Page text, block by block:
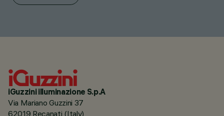
iGuzzini illuminazione S.p.A
Via Mariano Guzzini 37
62019 Recanati (Italy)